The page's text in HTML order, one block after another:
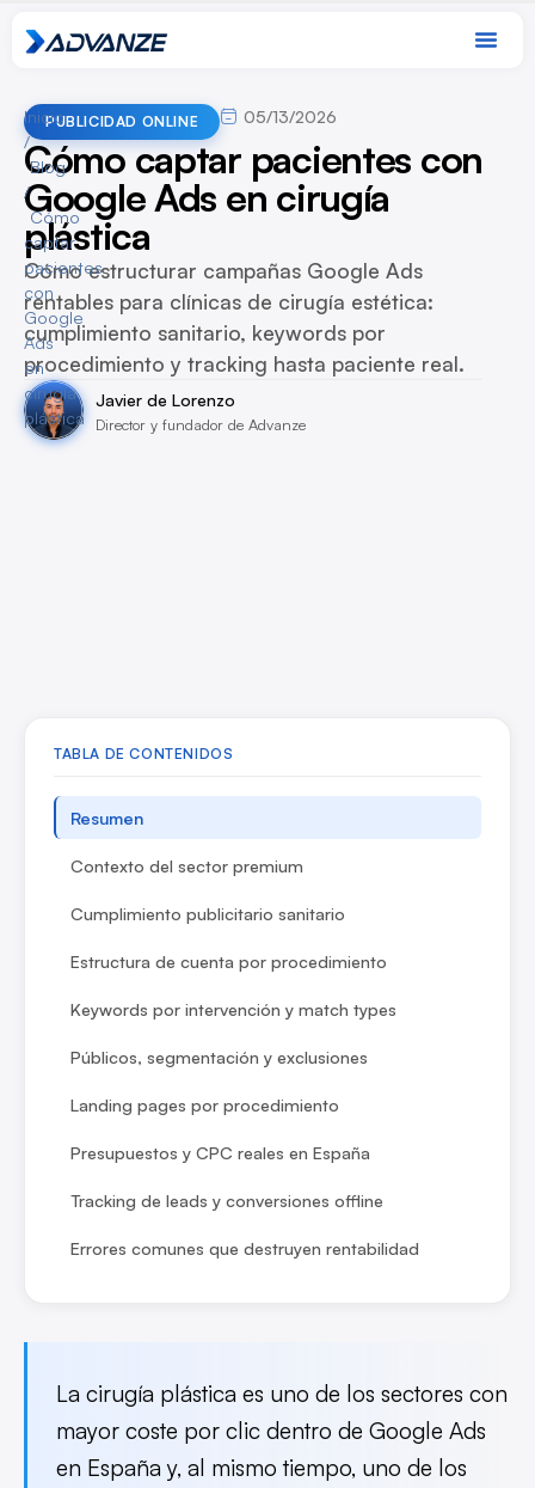
PUBLICIDAD ONLINE 05/13/2026
Cómo captar pacientes con
Google Ads en cirugía
plástica
Cómo estructurar campañas Google Ads
rentables para clínicas de cirugía estética:
cumplimiento sanitario, keywords por
procedimiento y tracking hasta paciente real.
Javier de Lorenzo
Director y fundador de Advanze
Inicio
/
Blog
/
Cómo
captar
pacientes
con
Google
Ads
en
cirugía
plástica
TABLA DE CONTENIDOS
Resumen
Contexto del sector premium
Cumplimiento publicitario sanitario
Estructura de cuenta por procedimiento
Keywords por intervención y match types
Públicos, segmentación y exclusiones
Landing pages por procedimiento
Presupuestos y CPC reales en España
Tracking de leads y conversiones offline
Errores comunes que destruyen rentabilidad
La cirugía plástica es uno de los sectores con
mayor coste por clic dentro de Google Ads
en España y, al mismo tiempo, uno de los